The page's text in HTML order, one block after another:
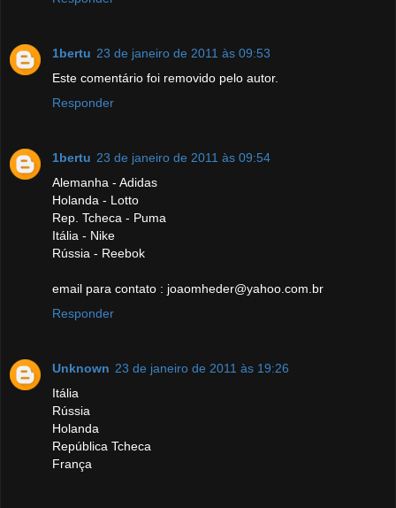
1bertu 23 de janeiro de 2011 às 09:53
Este comentário foi removido pelo autor.
Responder
1bertu 23 de janeiro de 2011 às 09:54
Alemanha - Adidas
Holanda - Lotto
Rep. Tcheca - Puma
Itália - Nike
Rússia - Reebok
email para contato : joaomheder@yahoo.com.br
Responder
Unknown 23 de janeiro de 2011 às 19:26
Itália
Rússia
Holanda
República Tcheca
França